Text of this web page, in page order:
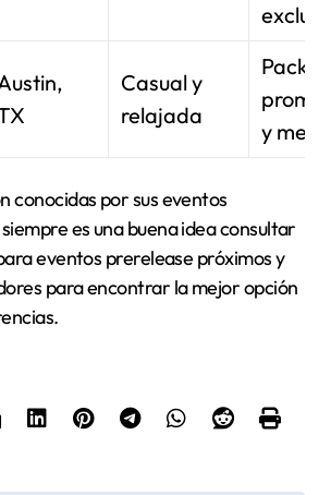
Casual y
relajada
Packs
y
conocidas por sus eventos
es una buena idea consultar
eventos prerelease próximos y
para encontrar la mejor opción